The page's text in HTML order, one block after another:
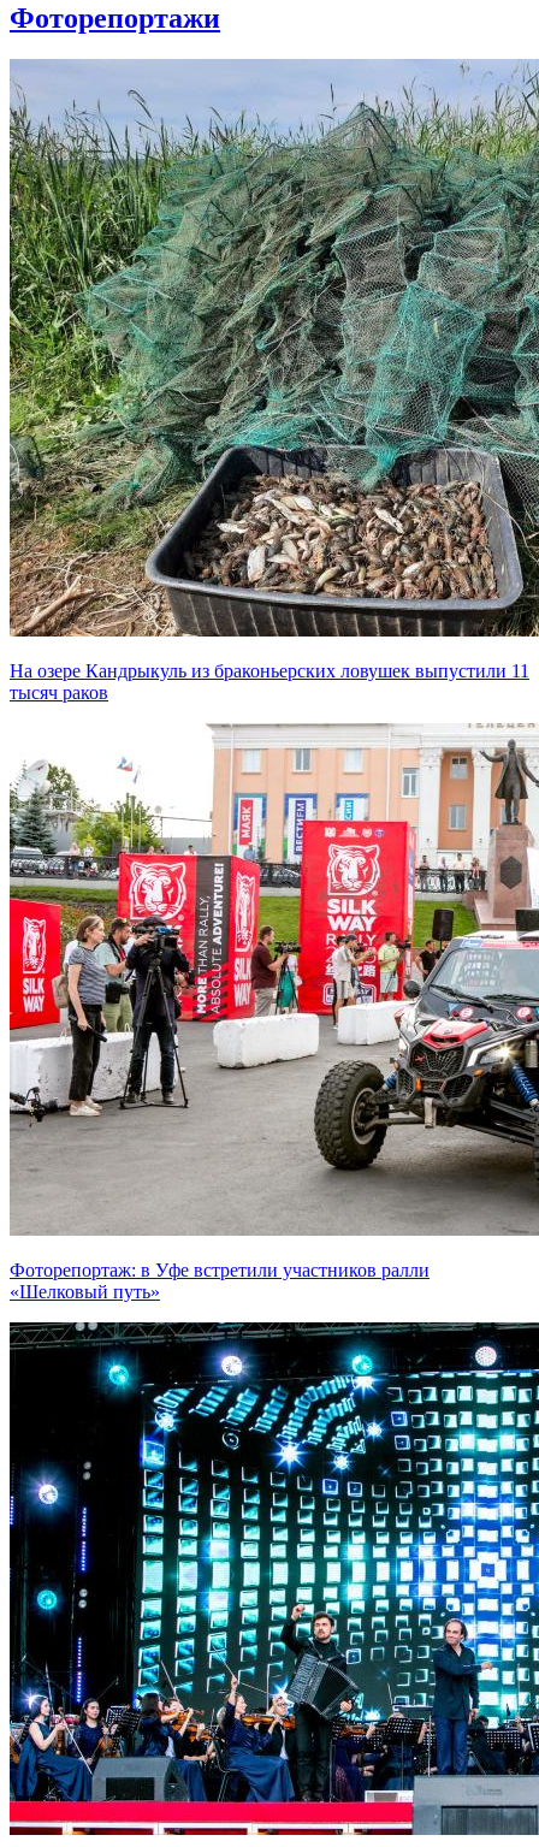
Фоторепортажи
На озере Кандрыкуль из браконьерских ловушек выпустили 11
тысяч раков
Фоторепортаж: в Уфе встретили участников ралли
«Шелковый путь»